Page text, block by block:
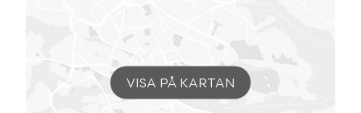
VISA PÅ KARTAN